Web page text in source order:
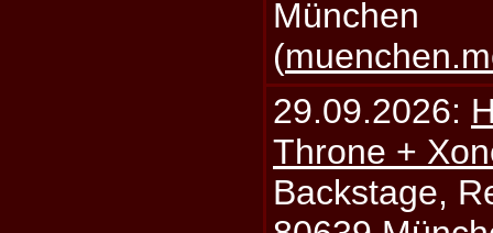
München
(
29.09.2026:
Throne +
Backstage,